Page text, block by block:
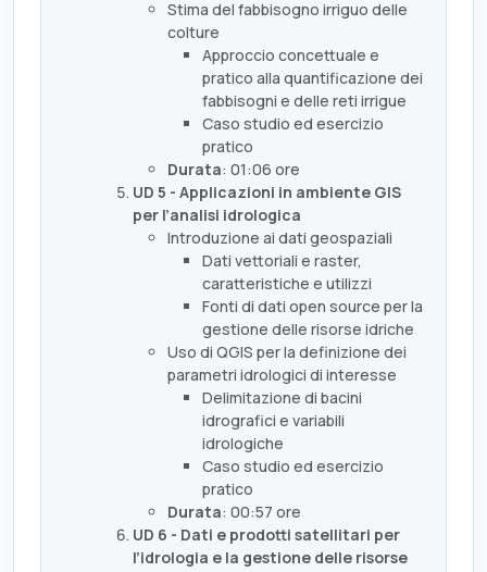
Stima del fabbisogno irriguo delle
colture
Approccio concettuale e
pratico alla quantificazione dei
fabbisogni e delle reti irrigue
Caso studio ed esercizio
pratico
Durata: 01:06 ore
UD 5 - Applicazioni in ambiente GIS
per l’analisi idrologica
Introduzione ai dati geospaziali
Dati vettoriali e raster,
caratteristiche e utilizzi
Fonti di dati open source per la
gestione delle risorse idriche
Uso di QGIS per la definizione dei
parametri idrologici di interesse
Delimitazione di bacini
idrografici e variabili
idrologiche
Caso studio ed esercizio
pratico
Durata: 00:57 ore
UD 6 - Dati e prodotti satellitari per
l’idrologia e la gestione delle risorse